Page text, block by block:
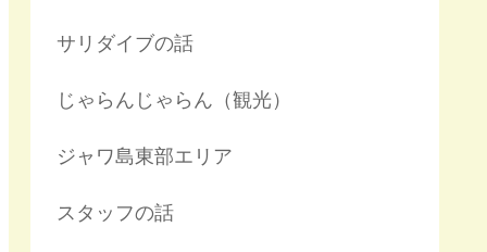
サリダイブの話
じゃらんじゃらん（観光）
ジャワ島東部エリア
スタッフの話